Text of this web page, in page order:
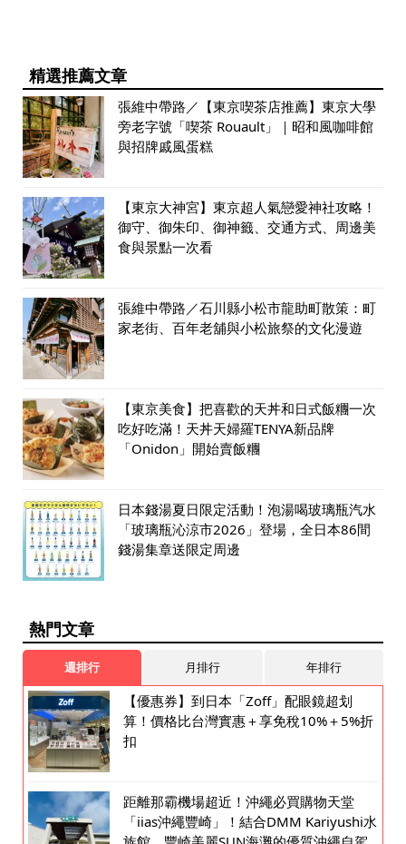
精選推薦文章
張維中帶路／【東京喫茶店推薦】東京大學
旁老字號「喫茶 Rouault」｜昭和風咖啡館
與招牌戚風蛋糕
【東京大神宮】東京超人氣戀愛神社攻略！
御守、御朱印、御神籤、交通方式、周邊美
食與景點一次看
張維中帶路／石川縣小松市龍助町散策：町
家老街、百年老舖與小松旅祭的文化漫遊
【東京美食】把喜歡的天丼和日式飯糰一次
吃好吃滿！天丼天婦羅TENYA新品牌
「Onidon」開始賣飯糰
日本錢湯夏日限定活動！泡湯喝玻璃瓶汽水
「玻璃瓶沁涼市2026」登場，全日本86間
錢湯集章送限定周邊
熱門文章
週排行 月排行 年排行
【優惠券】到日本「Zoff」配眼鏡超划
算！價格比台灣實惠＋享免稅10%＋5%折
扣
距離那霸機場超近！沖繩必買購物天堂
「iias沖繩豐崎」！結合DMM Kariyushi水